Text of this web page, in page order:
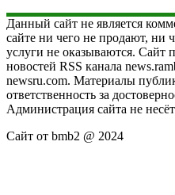
Данный сайт не является
сайте ни чего не продают, ни
услуги не оказываются. Сайт
новостей RSS канала
newsru.com. Материалы
ответственность за
Администрация сайта не
Сайт от bmb2 @ 2024